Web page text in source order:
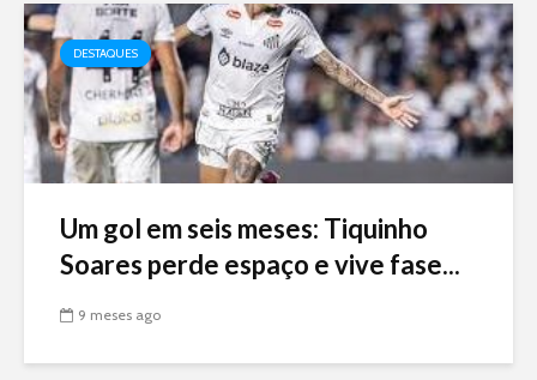
DESTAQUES
Um gol em seis meses: Tiquinho
Soares perde espaço e vive fase...
9 meses ago